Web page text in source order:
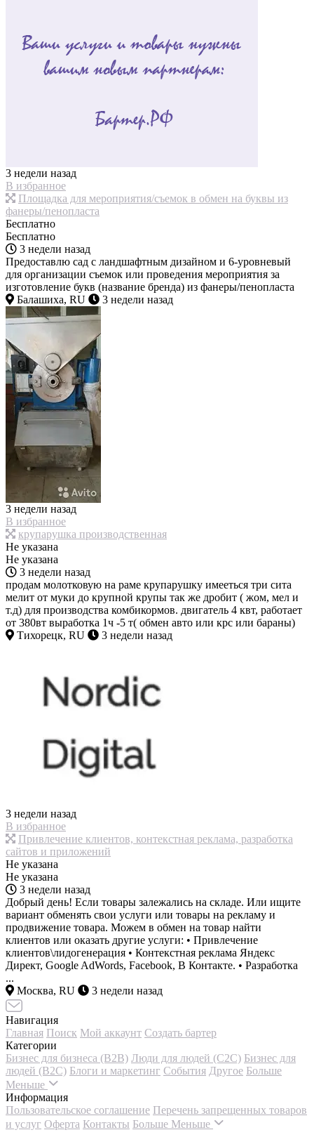
3 недели назад
В избранное
Площадка для мероприятия/съемок в обмен на буквы из
фанеры/пенопласта
Бесплатно
Бесплатно
3 недели назад
Предоставлю сад с ландшафтным дизайном и 6-уровневый
для организации съемок или проведения мероприятия за
изготовление букв (название бренда) из фанеры/пенопласта
Балашиха, RU
3 недели назад
3 недели назад
В избранное
крупарушка производственная
Не указана
Не указана
3 недели назад
продам молотковую на раме крупарушку имееться три сита
мелит от муки до крупной крупы так же дробит ( жом, мел и
т.д) для производства комбикормов. двигатель 4 квт, работает
от 380вт выработка 1ч -5 т( обмен авто или крс или бараны)
Тихорецк, RU
3 недели назад
3 недели назад
В избранное
Привлечение клиентов, контекстная реклама, разработка
сайтов и приложений
Не указана
Не указана
3 недели назад
Добрый день! Если товары залежались на складе. Или ищите
вариант обменять свои услуги или товары на рекламу и
продвижение товара. Можем в обмен на товар найти
клиентов или оказать другие услуги: • Привлечение
клиентов\лидогенерация • Контекстная реклама Яндекс
Директ, Google AdWords, Facebook, В Контакте. • Разработка
...
Москва, RU
3 недели назад
Навигация
Главная Поиск Мой аккаунт Создать бартер
Категории
Бизнес для бизнеса (B2B) Люди для людей (С2С) Бизнес для
людей (B2C) Блоги и маркетинг События Другое Больше
Меньше
Информация
Пользовательское соглашение Перечень запрещенных товаров
и услуг Оферта Контакты Больше Меньше